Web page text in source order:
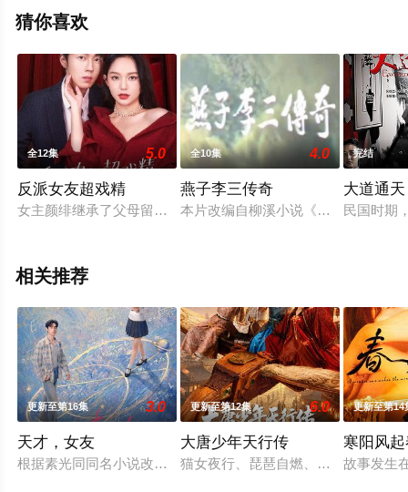
旭,刘洋,刘园媛,王思懿,李剑云,郭敬恩,陈晓依,闫肃,狄志杰,
精彩演绎的中国大陆电视剧，大结局剧情已揭晓（完
结），手机免费观看高清无删减完整版电视剧全集就上星
辰影视，更多相关信息可移步至豆瓣电视剧、电视猫或剧
情网等平台了解。
猜你喜欢
全12集 5.0
反派女友超戏精
女主颜绯继承了父母留下的一间落魄剧院，为了重振剧院，颜
全10集 4.0
燕子李三传奇
本片改编自柳溪小说《燕子李三传奇
完结
大道通天
民国时期
相关推荐
更新至第16集 3.0
天才，女友
根据素光同同名小说改编。江逾白长大以后，林知夏忽然对他
更新至第12集 6.0
大唐少年天行传
猫女夜行、琵琶自燃、天王显圣、少
更新至第14
寒阳风
故事发生